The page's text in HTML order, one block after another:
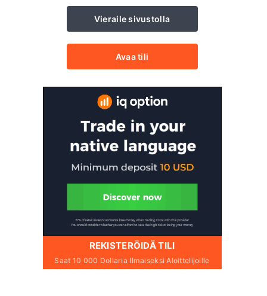
Vieraile sivustolla
Avaa tili
REKISTERÖIDÄ TILI
Saat 10 000 Dollaria Ilmaiseksi Aloittelijoille